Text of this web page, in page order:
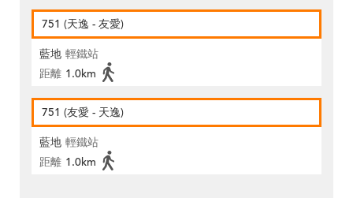
751 (天逸 - 友愛)
藍地 輕鐵站
距離 1.0km
751 (友愛 - 天逸)
藍地 輕鐵站
距離 1.0km